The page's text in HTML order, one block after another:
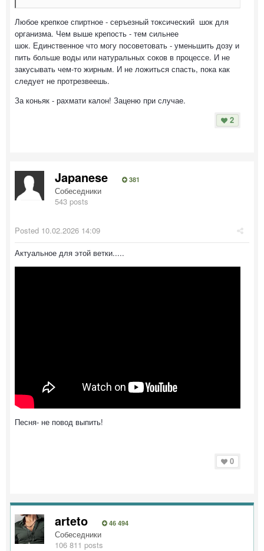
Любое крепкое спиртное - серъезный токсический шок для
организма. Чем выше крепость - тем сильнее
шок. Единственное что могу посоветовать - уменьшить дозу и
пить больше воды или натуральных соков в процессе. И не
закусывать чем-то жирным. И не ложиться спасть, пока как
следует не протрезвеешь.
За коньяк - рахмати калон! Заценю при случае.
2
Japanese 381
Собеседники
543 posts
Posted 10.02.2026 14:09
Актуальное для этой ветки.....
Песня- не повод выпить!
0
arteto 46 494
Собеседники
106 811 posts